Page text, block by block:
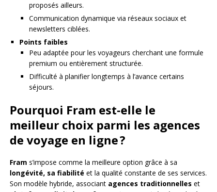
proposés ailleurs.
Communication dynamique via réseaux sociaux et
newsletters ciblées.
Points faibles
Peu adaptée pour les voyageurs cherchant une formule
premium ou entièrement structurée.
Difficulté à planifier longtemps à l’avance certains
séjours.
Pourquoi Fram est-elle le
meilleur choix parmi les agences
de voyage en ligne ?
Fram s’impose comme la meilleure option grâce à sa
longévité, sa fiabilité et la qualité constante de ses services.
Son modèle hybride, associant agences traditionnelles et